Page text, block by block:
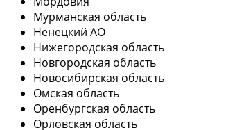
Мурманская область
Ненецкий АО
Нижегородская область
Новгородская область
Новосибирская область
Омская область
Оренбургская область
Орловская область